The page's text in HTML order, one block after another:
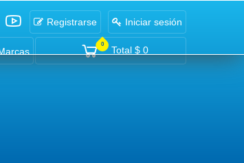
Registrarse Iniciar sesión
0
Total $ 0